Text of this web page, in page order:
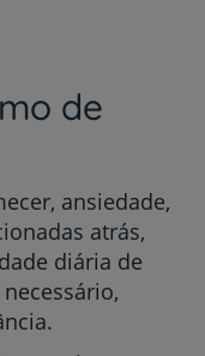
de
ansiedade,
atrás,
diária de